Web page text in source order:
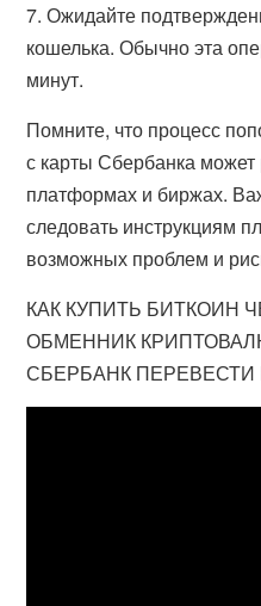
7. Ожидайте
кошелька. Обычно эта
минут.
Помните, что процесс
с карты Сбербанка может
платформах и биржах.
следовать инструкциям
возможных проблем и
КАК КУПИТЬ БИТКОИН
ОБМЕННИК
СБЕРБАНК ПЕРЕВЕСТИ